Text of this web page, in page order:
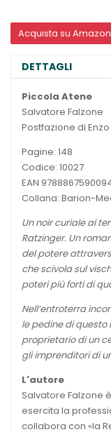
Acquista su Amazon
DETTAGLI
Piccola Atene
Salvatore Falzone
Postfazione di
Pagine: 148
Codice: 10027
EAN
Collana: Barion-
Un noir curiale ai
Ratzinger. Un
del potere
che scivola sul
poteri più forti di
Nell’entroterra
le pedine di questo
proprietario di un
gli imprenditori di
L'autore
Salvatore Falzone
esercita la
collabora con «la